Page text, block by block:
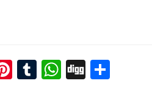
Pinterest
Tumblr
WhatsApp
Digg